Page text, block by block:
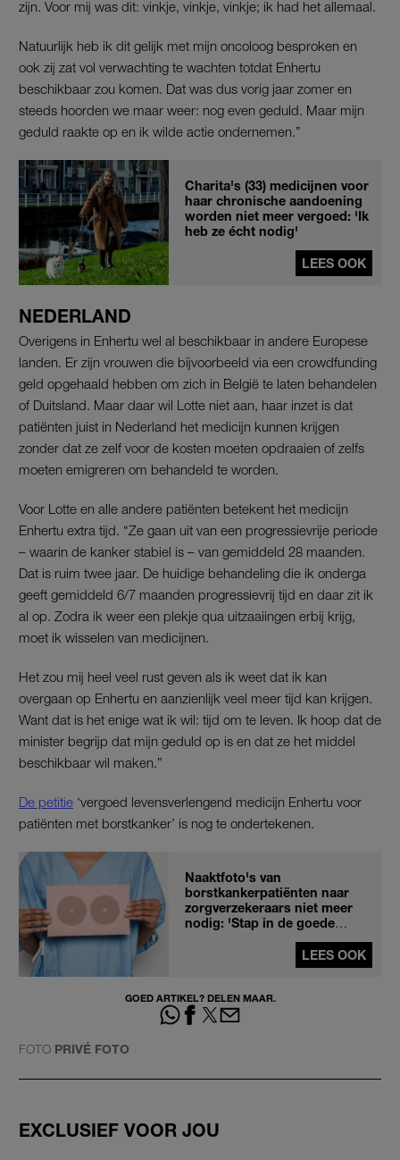
zijn. Voor mij was dit: vinkje, vinkje, vinkje; ik had het allemaal.
Natuurlijk heb ik dit gelijk met mijn oncoloog besproken en
ook zij zat vol verwachting te wachten totdat Enhertu
beschikbaar zou komen. Dat was dus vorig jaar zomer en
steeds hoorden we maar weer: nog even geduld. Maar mijn
geduld raakte op en ik wilde actie ondernemen.”
Charita's (33) medicijnen voor
haar chronische aandoening
worden niet meer vergoed: 'Ik
heb ze écht nodig'
LEES OOK
NEDERLAND
Overigens in Enhertu wel al beschikbaar in andere Europese
landen. Er zijn vrouwen die bijvoorbeeld via een crowdfunding
geld opgehaald hebben om zich in België te laten behandelen
of Duitsland. Maar daar wil Lotte niet aan, haar inzet is dat
patiënten juist in Nederland het medicijn kunnen krijgen
zonder dat ze zelf voor de kosten moeten opdraaien of zelfs
moeten emigreren om behandeld te worden.
Voor Lotte en alle andere patiënten betekent het medicijn
Enhertu extra tijd. “Ze gaan uit van een progressievrije periode
– waarin de kanker stabiel is – van gemiddeld 28 maanden.
Dat is ruim twee jaar. De huidige behandeling die ik onderga
geeft gemiddeld 6/7 maanden progressievrij tijd en daar zit ik
al op. Zodra ik weer een plekje qua uitzaaiingen erbij krijg,
moet ik wisselen van medicijnen.
Het zou mij heel veel rust geven als ik weet dat ik kan
overgaan op Enhertu en aanzienlijk veel meer tijd kan krijgen.
Want dat is het enige wat ik wil: tijd om te leven. Ik hoop dat de
minister begrijp dat mijn geduld op is en dat ze het middel
beschikbaar wil maken.”
De petitie ‘vergoed levensverlengend medicijn Enhertu voor
patiënten met borstkanker’ is nog te ondertekenen.
Naaktfoto's van
borstkankerpatiënten naar
zorgverzekeraars niet meer
nodig: 'Stap in de goede
LEES OOK
GOED ARTIKEL? DELEN MAAR.
FOTO PRIVÉ FOTO
EXCLUSIEF VOOR JOU